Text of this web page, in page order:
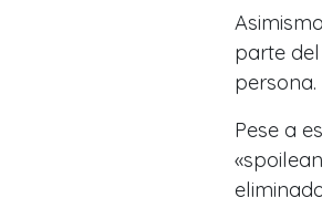
parte
persona.
Pese a